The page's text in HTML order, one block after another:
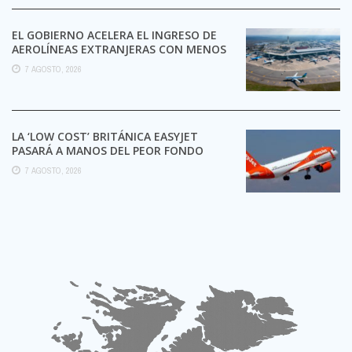
EL GOBIERNO ACELERA EL INGRESO DE
AEROLÍNEAS EXTRANJERAS CON MENOS
TRÁMITES
7 AGOSTO, 2026
LA ‘LOW COST’ BRITÁNICA EASYJET
PASARÁ A MANOS DEL PEOR FONDO
POSIBLE:
7 AGOSTO, 2026